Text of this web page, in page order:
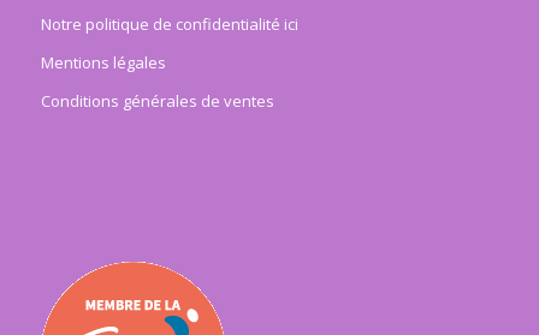
Notre politique de confidentialité ici
Mentions légales
Conditions générales de ventes